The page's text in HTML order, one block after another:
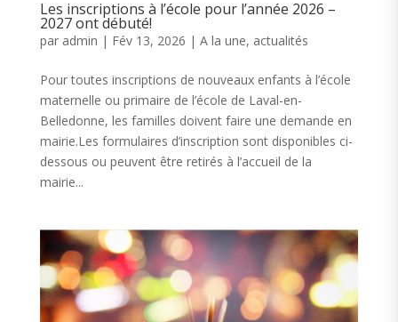
Les inscriptions à l’école pour l’année 2026 –
2027 ont débuté!
par admin | Fév 13, 2026 | A la une, actualités
Pour toutes inscriptions de nouveaux enfants à l’école
maternelle ou primaire de l’école de Laval-en-
Belledonne, les familles doivent faire une demande en
mairie.Les formulaires d’inscription sont disponibles ci-
dessous ou peuvent être retirés à l’accueil de la
mairie...